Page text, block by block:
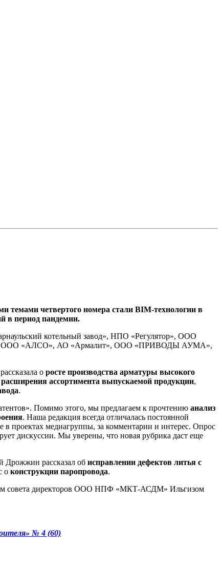
четвертого номера стали BIM-технологии в
в период пандемии.
котельный завод», НПО «Регулятор», ООО
ООО «АЛСО», АО «Армалит», ООО «ПРИВОДЫ АУМА»,
о росте производства арматуры высокого
ассортимента выпускаемой продукции,
.
Помимо этого, мы предлагаем к прочтению анализ
. Наша редакция всегда отличалась постоянной
проектах медиагруппы, за комментарии и интерес. Опрос
дискуссии. Мы уверены, что новая рубрика даст еще
Дрожжин рассказал об исправлении дефектов литья с
о конструкции паропровода.
совета директоров ООО НПФ «МКТ-АСДМ» Ильгизом
№ 4 (60)